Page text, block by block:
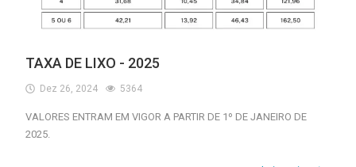
TAXA DE LIXO - 2025
Dez 26, 2024 5364
VALORES ENTRAM EM VIGOR A PARTIR DE 1º DE JANEIRO DE
2025.